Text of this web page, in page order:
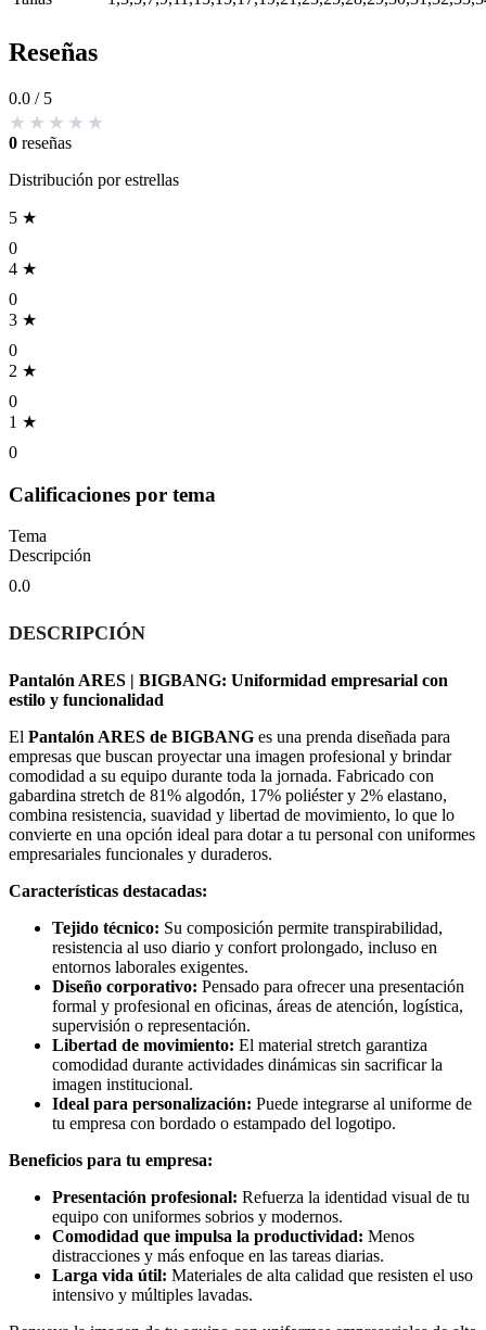
Reseñas
0.0 / 5
0 reseñas
Distribución por estrellas
5 ★
0
4 ★
0
3 ★
0
2 ★
0
1 ★
0
Calificaciones por tema
Tema
Descripción
0.0
DESCRIPCIÓN
Pantalón ARES | BIGBANG: Uniformidad empresarial con
estilo y funcionalidad
El Pantalón ARES de BIGBANG es una prenda diseñada para
empresas que buscan proyectar una imagen profesional y brindar
comodidad a su equipo durante toda la jornada. Fabricado con
gabardina stretch de 81% algodón, 17% poliéster y 2% elastano,
combina resistencia, suavidad y libertad de movimiento, lo que lo
convierte en una opción ideal para dotar a tu personal con uniformes
empresariales funcionales y duraderos.
Características destacadas:
Tejido técnico: Su composición permite transpirabilidad,
resistencia al uso diario y confort prolongado, incluso en
entornos laborales exigentes.
Diseño corporativo: Pensado para ofrecer una presentación
formal y profesional en oficinas, áreas de atención, logística,
supervisión o representación.
Libertad de movimiento: El material stretch garantiza
comodidad durante actividades dinámicas sin sacrificar la
imagen institucional.
Ideal para personalización: Puede integrarse al uniforme de
tu empresa con bordado o estampado del logotipo.
Beneficios para tu empresa:
Presentación profesional: Refuerza la identidad visual de tu
equipo con uniformes sobrios y modernos.
Comodidad que impulsa la productividad: Menos
distracciones y más enfoque en las tareas diarias.
Larga vida útil: Materiales de alta calidad que resisten el uso
intensivo y múltiples lavadas.